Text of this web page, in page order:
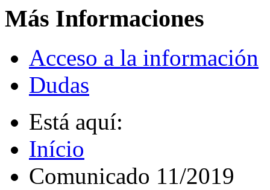
Más Informaciones
Acceso a la información
Dudas
Está aquí:
Início
Comunicado 11/2019